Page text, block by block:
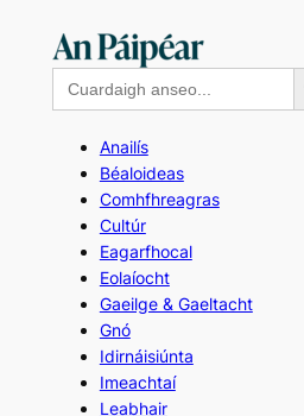
contentSearch
for:
Anailís
Béaloideas
Comhfhreagras
Cultúr
Eagarfhocal
Eolaíocht
Gaeilge & Gaeltacht
Gnó
Idirnáisiúnta
Imeachtaí
Leabhair